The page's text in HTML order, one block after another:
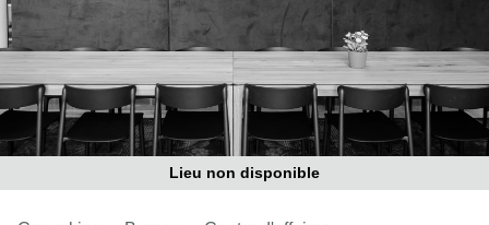
Coworking
Namur
Coworking
Tournai
Salle de
conférence
Lieu non disponible